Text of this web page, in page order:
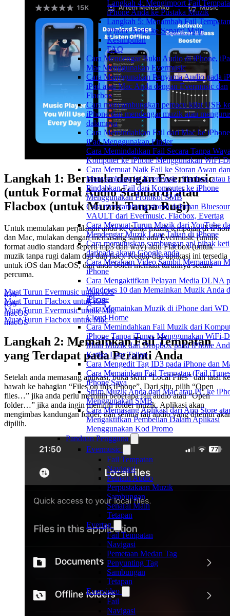
Langkah 4: Mengimport Fail
iPhone Anda ke Pustaka Muzik
Langkah 5: Menambah Fail
iPhone Anda ke Senarai Main
Kesimpulan
FAQ
Cara Mendengar Buku Audio di iPhone,
Mac Menggunakan Evermusic
Cara Menggunakan Penyama Audio pada
iPad atau Mac Anda dengan Evermusic dan
Flacbox
Cara menyambungkan pemacu kilat USB
iPhone dan mendengar muzik atau
dalamnya
Cara Memindahkan Fail dari Mac ke
iPad Menggunakan Finder
Cara Memindahkan Fail Secara Tanpa
Komputer ke iPhone Menggunakan WiFi-
Cara Memuat Naik Fail ke Storan Awan dan
Menyambung ke Evermusic, Flacbox, atau
Pindahkan Fail dari Komputer ke iPhone
Menggunakan Protokol SMB
Cara menyambung storan dalaman
VAULT dari Evermusic, Flacbox, Evertag
Cara Memuat Turun Muzik dari YouTube
Mendengar Muzik Luar Talian di iPhone
Cara memutuskan sambungan apl pihak
daripada akaun Google anda
Cara Merakam Video Sambil Memainkan
iPhone
Cara Mengaktifkan Pelayan Media DLNA
Windows 10 dan Memainkan Muzik Anda
iPhone
Cara Memainkan Muzik di iPhone dari
Cloud Home
Cara Memindahkan Fail Muzik dari
iPhone Tanpa iTunes Menggunakan WiFi-
Main Muzik dari Dropbox pada iPhone
Ketika Luar Talian
Cara Mengedit Tag ID3 pada iPhone dan
Cara Memainkan Fail Tempatan (Fail
iPhone Saya
Strim Muzik Anda dari Mac atau PC ke
Menggunakan SMB
Cara Memasang Aplikasi dari App Store
Mengaktifkan Pembelian Dalam Aplikasi
Menggunakan Kod Promo
Panduan Pengguna
Evermusic
Fail Tempatan
Navigasi
Pemain Audio
Perpustakaan Muzik
Sambungan
Senarai Main
Tetapan
Evertag
Fail Tempatan
Navigasi
Pemetaan Medan Tag
Penyunting Tag
Sambungan
Tetapan
Evervideo
Fail
Navigasi
Langkah 1: Bermula dengan Evermusic
(untuk Format Audio Standard) atau
Flacbox (untuk Muzik Tanpa Rugi)
Untuk memulakan perjalanan anda ke dunia muzik tempatan di
dan Mac, mulakan dengan memasang sama ada Evermusic (untuk
format audio standard seperti mp3 dan wav) atau Flacbox (untuk
muzik tanpa rugi dalam dsd dan flac). Kedua-dua aplikasi ini tersedia
untuk iOS dan MacOS, dan anda boleh memuat turunnya secara
percuma.
Muat Turun Evermusic untuk iOS
iOS
Muat Turun Flacbox untuk iOS
iOS
Muat Turun Evermusic untuk Mac
macOS
Muat Turun Flacbox untuk Mac
macOS
Langkah 2: Memainkan Fail Tempatan
yang Terdapat pada Peranti Anda
Setelah anda memasang aplikasi, buka skrin “Local Files” dan tatal ke
bawah ke bahagian “Files on this iPhone”. Dari situ, pilih “Open
files…” jika anda perlu memilih beberapa fail audio atau “Open
folder…” jika anda ingin memilih folder muzik. Aplikasi akan
mengimbas kandungan folder, dan semua fail audio yang ditemui
dipilih.